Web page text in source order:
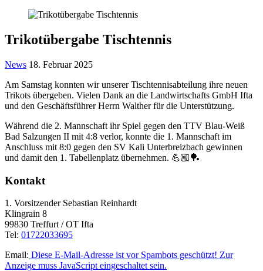
Trikotübergabe Tischtennis
News 18. Februar 2025
Am Samstag konnten wir unserer Tischtennisabteilung ihre neuen
Trikots übergeben. Vielen Dank an die Landwirtschafts GmbH Ifta
und den Geschäftsführer Herrn Walther für die Unterstützung.
Während die 2. Mannschaft ihr Spiel gegen den TTV Blau-Weiß
Bad Salzungen II mit 4:8 verlor, konnte die 1. Mannschaft im
Anschluss mit 8:0 gegen den SV Kali Unterbreizbach gewinnen
und damit den 1. Tabellenplatz übernehmen. 💪🏼🏓
Kontakt
1. Vorsitzender Sebastian Reinhardt
Klingrain 8
99830 Treffurt / OT Ifta
Tel: 01722033695
Email: Diese E-Mail-Adresse ist vor Spambots geschützt! Zur
Anzeige muss JavaScript eingeschaltet sein.